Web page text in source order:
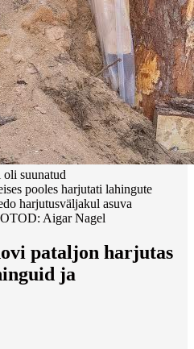
oli suunatud
pooles harjutati lahingute
harjutusväljakul asuva
Aigar Nagel
pataljon harjutas
ja